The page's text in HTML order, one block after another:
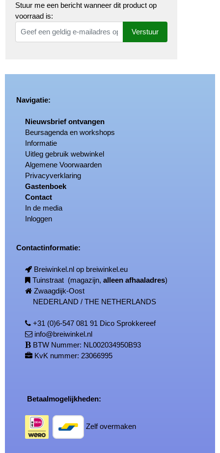
Stuur me een bericht wanneer dit product op
voorraad is:
Verstuur
Navigatie:
Nieuwsbrief ontvangen
Beursagenda en workshops
Informatie
Uitleg gebruik webwinkel
Algemene Voorwaarden
Privacyverklaring
Gastenboek
Contact
In de media
Inloggen
Contactinformatie:
Breiwinkel.nl op breiwinkel.eu
Tuinstraat (magazijn,alleen afhaaladres)
Zwaagdijk-Oost
NEDERLAND / THE NETHERLANDS
+31 (0)6-547 081 91 Dico Sprokkereef
info@breiwinkel.nl
BTW Nummer: NL002034950B93
KvK nummer: 23066995
Betaalmogelijkheden:
Zelf overmaken